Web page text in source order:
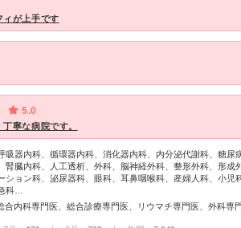
ィが上手です
5.0
寧な病院です。
吸器内科、循環器内科、消化器内科、内分泌代謝科、糖尿
腎臓内科、人工透析、外科、脳神経外科、整形外科、形成
ション科、泌尿器科、眼科、耳鼻咽喉科、産婦人科、小児
科…